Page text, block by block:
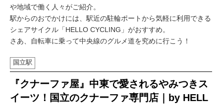
中央線フェス
イベント情報
駅から
や地域で働く人々がご紹介。
駅からのおでかけには、駅近の駐輪ポートから気軽に利用できる
シェアサイクル「HELLO CYCLING」がおすすめ。
さあ、自転車に乗って中央線のグルメ道を究めに行こう！
国立駅
『クナーファ屋』中東で愛されるやみつきス
イーツ！国立のクナーファ専門店｜by HELL